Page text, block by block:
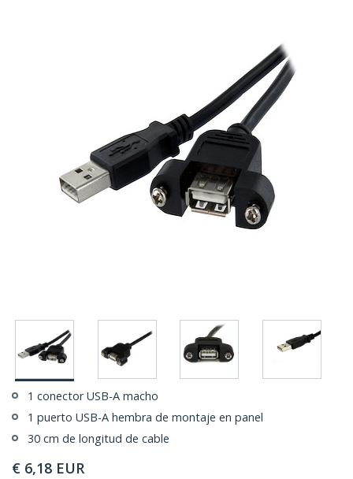
1 conector USB-A macho
1 puerto USB-A hembra de montaje en panel
30 cm de longitud de cable
€ 6,18 EUR